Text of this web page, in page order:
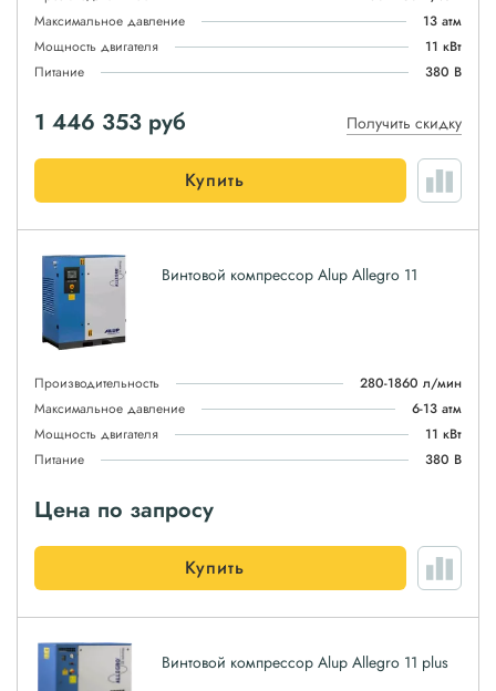
Максимальное давление
13 атм
Мощность двигателя
11 кВт
Питание
380 В
1 446 353 руб Получить скидку
Купить
Винтовой компрессор Alup Allegro 11
Производительность
280-1860 л/мин
Максимальное давление
6-13 атм
Мощность двигателя
11 кВт
Питание
380 В
Цена по запросу
Купить
Винтовой компрессор Alup Allegro 11 plus